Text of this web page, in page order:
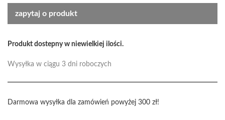
zapytaj o produkt
Produkt dostepny w niewielkiej ilości.
Wysyłka w ciągu 3 dni roboczych
Darmowa wysyłka dla zamówień powyżej 300 zł!